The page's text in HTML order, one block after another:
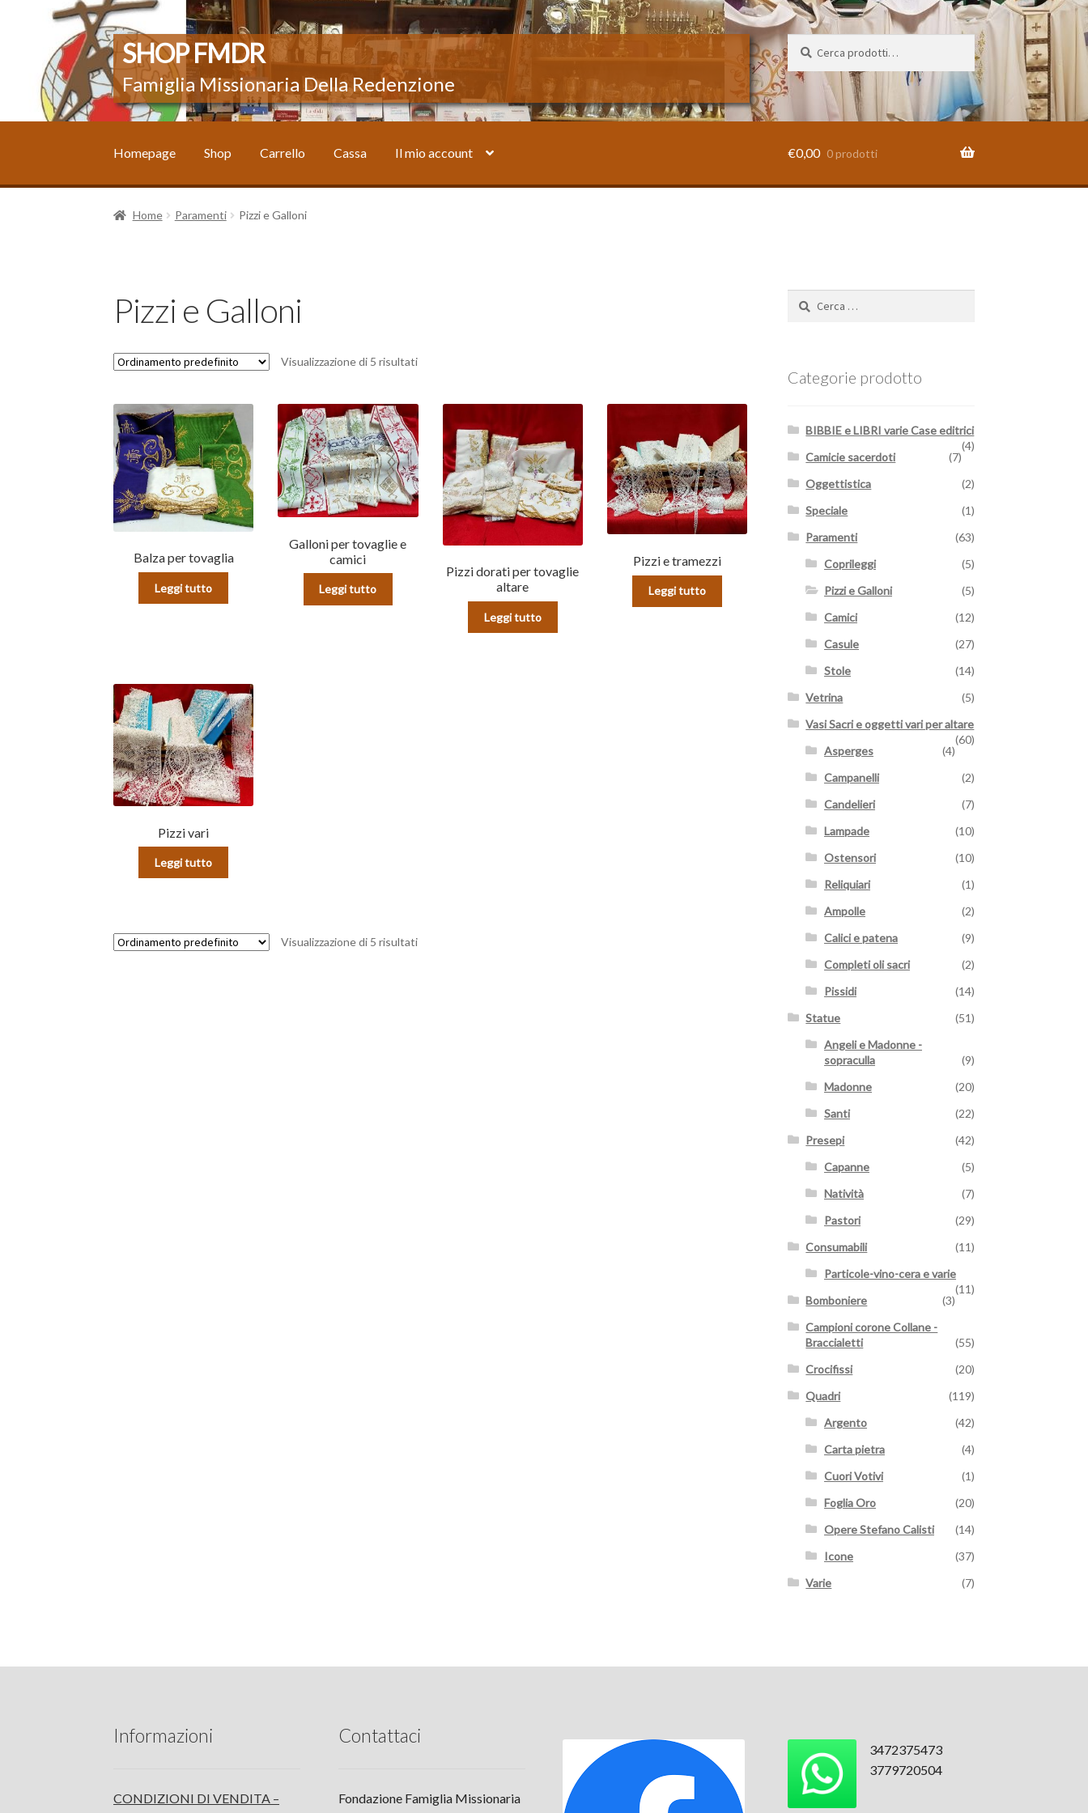
Vai
alla
navigazione
Vai
al
contenuto
SHOP FMDR
Famiglia Missionaria Della Redenzione
Cerca:
Cerca
Homepage Shop Carrello Cassa Il mio account
Home
€0,00 0 prodotti
Home Paramenti Pizzi e Galloni
Pizzi e Galloni
Visualizzazione di 5 risultati
Balza per tovaglia
Leggi tutto
Galloni per tovaglie e
camici
Leggi tutto
Pizzi dorati per tovaglie
altare
Leggi tutto
Pizzi e tramezzi
Leggi tutto
Pizzi vari
Leggi tutto
Visualizzazione di 5 risultati
Ricerca
per:
Categorie prodotto
BIBBIE e LIBRI varie Case editrici
(4)
Camicie sacerdoti
(7)
Oggettistica
(2)
Speciale
(1)
Paramenti
(63)
Coprileggi
(5)
Pizzi e Galloni
(5)
Camici
(12)
Casule
(27)
Stole
(14)
Vetrina
(5)
Vasi Sacri e oggetti vari per altare
(60)
Asperges
(4)
Campanelli
(2)
Candelieri
(7)
Lampade
(10)
Ostensori
(10)
Reliquiari
(1)
Ampolle
(2)
Calici e patena
(9)
Completi oli sacri
(2)
Pissidi
(14)
Statue
(51)
Angeli e Madonne -
sopraculla
(9)
Madonne
(20)
Santi
(22)
Presepi
(42)
Capanne
(5)
Natività
(7)
Pastori
(29)
Consumabili
(11)
Particole-vino-cera e varie
(11)
Bomboniere
(3)
Campioni corone Collane -
Braccialetti
(55)
Crocifissi
(20)
Quadri
(119)
Argento
(42)
Carta pietra
(4)
Cuori Votivi
(1)
Foglia Oro
(20)
Opere Stefano Calisti
(14)
Icone
(37)
Varie
(7)
Informazioni
CONDIZIONI DI VENDITA –
Contattaci
Fondazione Famiglia Missionaria
3472375473
3779720504